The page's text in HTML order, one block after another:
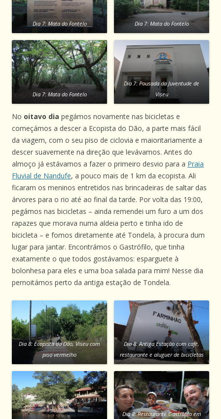
Dia 7: Mata do Fontelo Dia 7: Mata do Fontelo
Dia 7: Mata do Fontelo
Dia 7: Pousada da Juventude de
Viseu
No oitavo dia pegámos novamente nas bicicletas e
começámos a descer a Ecopista do Dão, a parte mais fácil
da viagem, com o seu piso de ciclovia e maioritariamente a
descer suavemente na direção que levávamos. Antes do
almoço já estávamos a fazer o primeiro desvio para a Praia
Fluvial de Nandufe, a pouco mais de 1 km da ecopista. Ali
ficaram os meninos entretidos nas brincadeiras de saltar das
árvores para o rio até ao final da tarde. Por volta das 19:00,
pegámos nas bicicletas – ainda remendei um furo a um dos
rapazes que morava numa aldeia perto e tinha ido de
bicicleta – e fomos diretamente até Tondela, à procura dum
lugar para jantar. Encontrámos o Gastrófilo, que tinha
exatamente o que todos gostávamos: esparguete à
bolonhesa para eles e uma boa salada para mim! Nesse dia
pernoitámos perto da antiga estação de Tondela.
Dia 8: Ecopista do Dão, Viseu com
piso vermelho
Dia 8: Antiga Estação com café,
restaurante e aluguer de bicicletas
Dia 8: Restaurante Gastrófilo em